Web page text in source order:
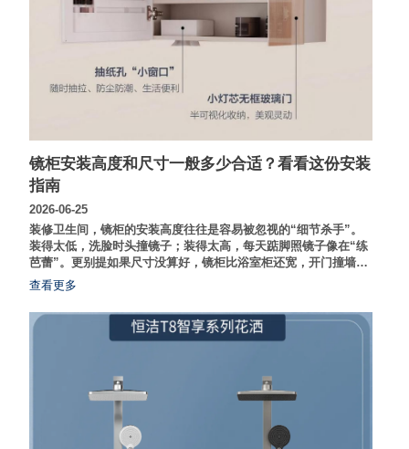
镜柜安装高度和尺寸一般多少合适？看看这份安装
指南
2026-06-25
装修卫生间，镜柜的安装高度往往是容易被忽视的“细节杀手”。
装得太低，洗脸时头撞镜子；装得太高，每天踮脚照镜子像在“练
芭蕾”。更别提如果尺寸没算好，镜柜比浴室柜还宽，开门撞墙的
尴尬。其实，镜柜安装的高度和尺寸有一套通用的人体工学“黄金
法则”，掌握它，不仅能提升洗漱舒适度，还能让卫生间视觉上更
显大。
查看更多